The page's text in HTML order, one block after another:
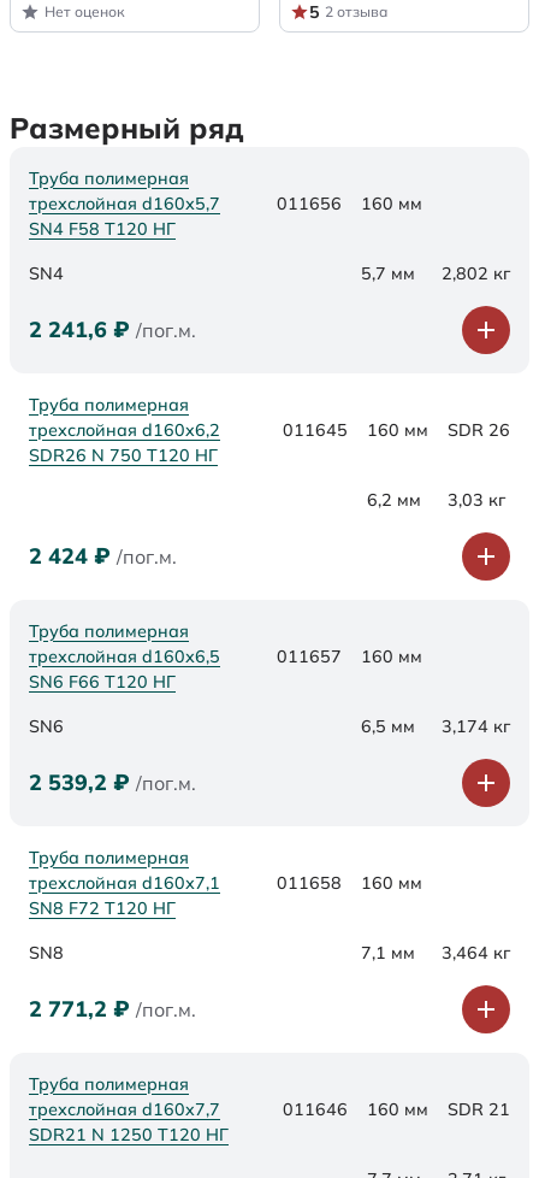
Нет оценок
5 2 отзыва
Размерный ряд
Труба полимерная
трехслойная d160х5,7
SN4 F58 Т120 НГ
011656 160 мм
SN4 5,7 мм 2,802 кг
2 241,6 ₽ /пог.м.
Труба полимерная
трехслойная d160x6,2
SDR26 N 750 Т120 НГ
011645 160 мм SDR 26
6,2 мм 3,03 кг
2 424 ₽ /пог.м.
Труба полимерная
трехслойная d160х6,5
SN6 F66 Т120 НГ
011657 160 мм
SN6 6,5 мм 3,174 кг
2 539,2 ₽ /пог.м.
Труба полимерная
трехслойная d160х7,1
SN8 F72 Т120 НГ
011658 160 мм
SN8 7,1 мм 3,464 кг
2 771,2 ₽ /пог.м.
Труба полимерная
трехслойная d160x7,7
SDR21 N 1250 Т120 НГ
011646 160 мм SDR 21